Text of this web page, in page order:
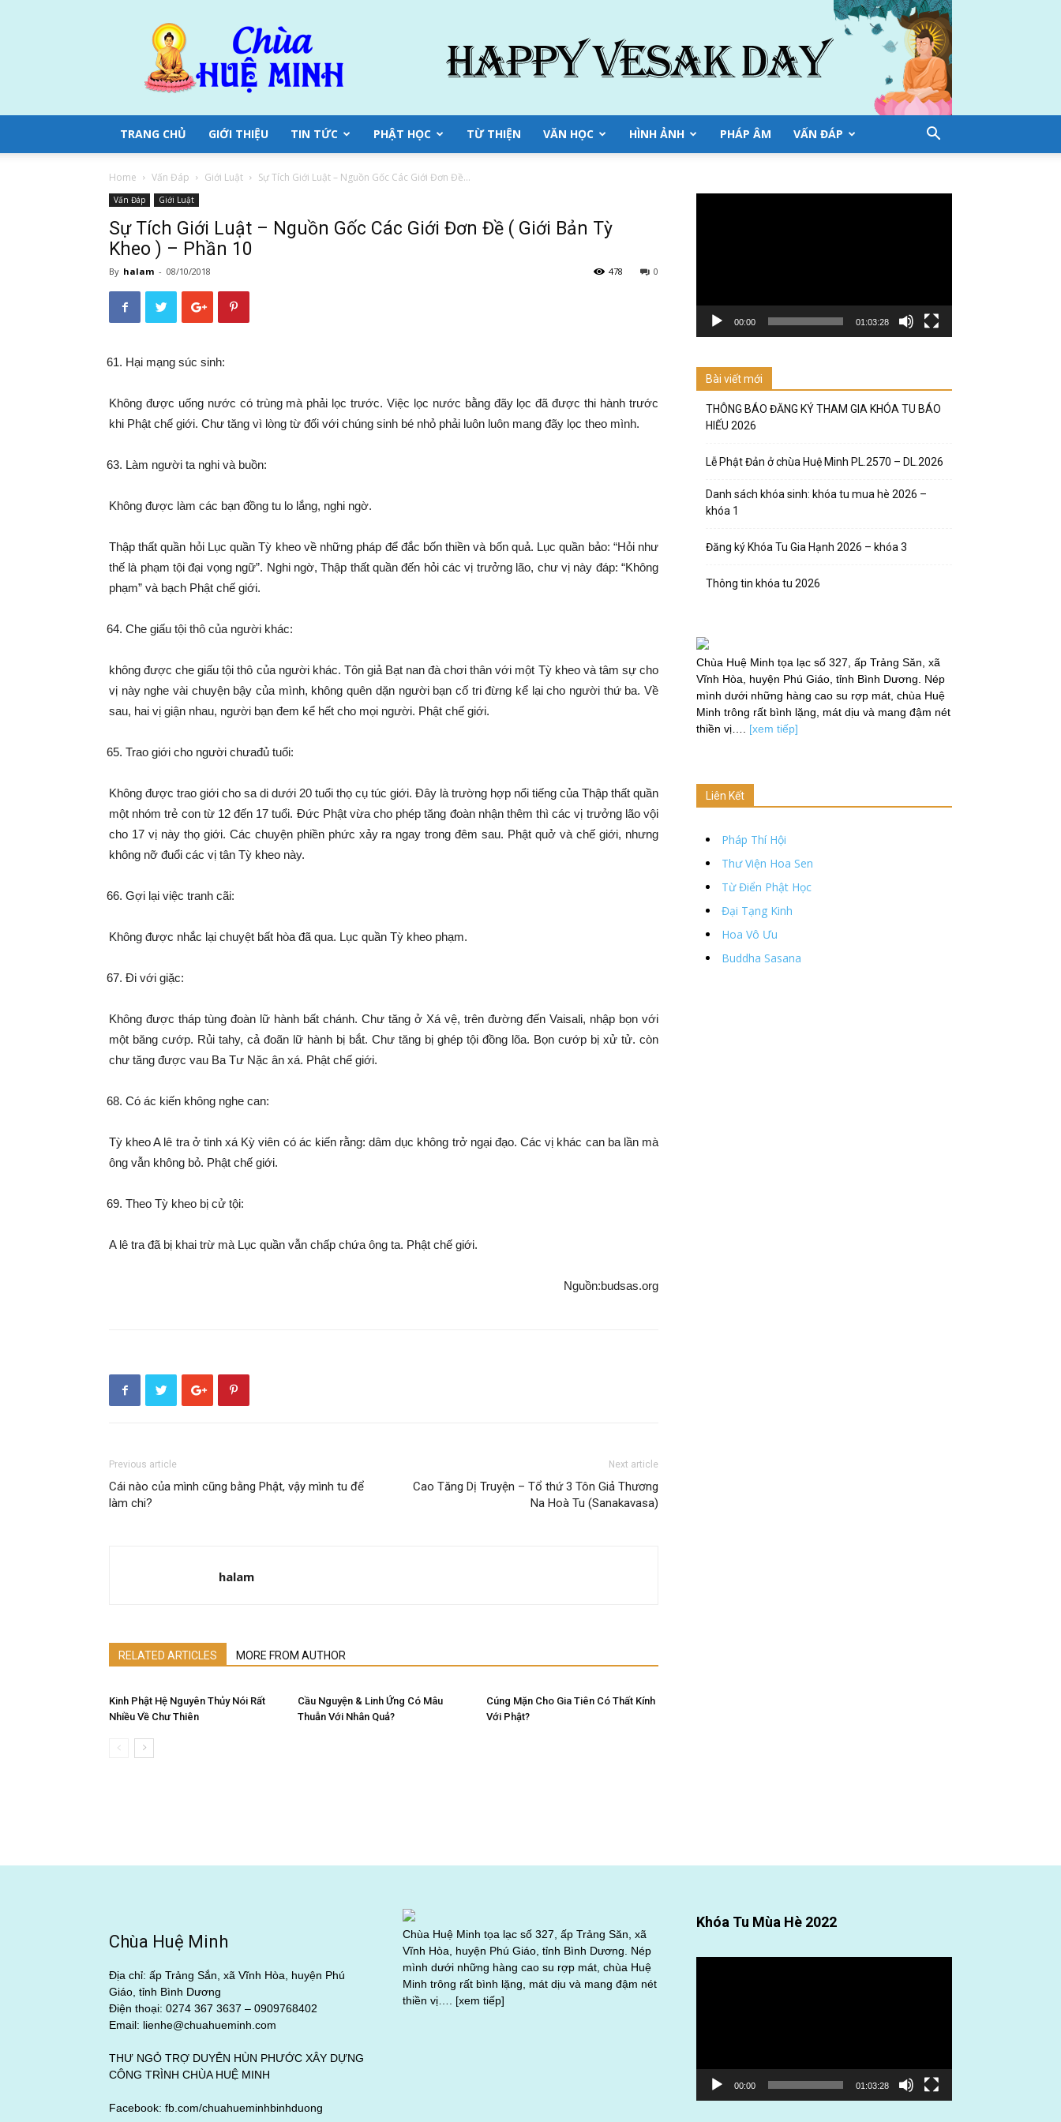
Chùa
Huệ
Minh
TRANG CHỦ GIỚI THIỆU TIN TỨC PHẬT HỌC TỪ THIỆN VĂN HỌC HÌNH ẢNH PHÁP ÂM VẤN ĐÁP
Home Vấn Đáp Giới Luật Sự Tích Giới Luật – Nguồn Gốc Các Giới Đơn Đề...
Vấn Đáp Giới Luật
Sự Tích Giới Luật – Nguồn Gốc Các Giới Đơn Đề ( Giới Bản Tỳ
Kheo ) – Phần 10
By halam - 08/10/2018 0
478
Hại mạng súc sinh:
Không được uống nước có trùng mà phải lọc trước. Việc lọc nước bằng đãy lọc đã được thi hành trước
khi Phật chế giới. Chư tăng vì lòng từ đối với chúng sinh bé nhỏ phải luôn luôn mang đãy lọc theo mình.
Làm người ta nghi và buồn:
Không được làm các bạn đồng tu lo lắng, nghi ngờ.
Thập thất quần hỏi Lục quần Tỳ kheo về những pháp để đắc bốn thiền và bốn quả. Lục quần bảo: “Hỏi như
thế là phạm tội đại vọng ngữ”. Nghi ngờ, Thập thất quần đến hỏi các vị trưởng lão, chư vị này đáp: “Không
phạm” và bạch Phật chế giới.
Che giấu tội thô của người khác:
không được che giấu tội thô của người khác. Tôn giả Bạt nan đà chơi thân với một Tỳ kheo và tâm sự cho
vị này nghe vài chuyện bậy của mình, không quên dặn người bạn cố tri đừng kể lại cho người thứ ba. Về
sau, hai vị giận nhau, người bạn đem kể hết cho mọi người. Phật chế giới.
Trao giới cho người chưađủ tuổi:
Không được trao giới cho sa di dưới 20 tuổi thọ cụ túc giới. Đây là trường hợp nổi tiếng của Thập thất quần
một nhóm trẻ con từ 12 đến 17 tuổi. Đức Phật vừa cho phép tăng đoàn nhận thêm thì các vị trưởng lão vội
cho 17 vị này thọ giới. Các chuyện phiền phức xảy ra ngay trong đêm sau. Phật quở và chế giới, nhưng
không nỡ đuổi các vị tân Tỳ kheo này.
Gợi lại việc tranh cãi:
Không được nhắc lại chuyệt bất hòa đã qua. Lục quần Tỳ kheo phạm.
Đi với giặc:
Không được tháp tùng đoàn lữ hành bất chánh. Chư tăng ở Xá vệ, trên đường đến Vaisali, nhập bọn với
một băng cướp. Rủi tahy, cả đoãn lữ hành bị bắt. Chư tăng bị ghép tội đồng lõa. Bọn cướp bị xử tử. còn
chư tăng được vau Ba Tư Nặc ân xá. Phật chế giới.
Có ác kiến không nghe can:
Tỳ kheo A lê tra ở tinh xá Kỳ viên có ác kiến rằng: dâm dục không trở ngại đạo. Các vị khác can ba lần mà
ông vẫn không bỏ. Phật chế giới.
Theo Tỳ kheo bị cử tội:
A lê tra đã bị khai trừ mà Lục quần vẫn chấp chứa ông ta. Phật chế giới.
Nguồn:budsas.org
Previous article
Cái nào của mình cũng bằng Phật, vậy mình tu để
làm chi?
Next article
Cao Tăng Dị Truyện – Tổ thứ 3 Tôn Giả Thương
Na Hoà Tu (Sanakavasa)
halam
RELATED ARTICLES MORE FROM AUTHOR
Kinh Phật Hệ Nguyên Thủy Nói Rất
Nhiều Về Chư Thiên
Cầu Nguyện & Linh Ứng Có Mâu
Thuẫn Với Nhân Quả?
Cúng Mặn Cho Gia Tiên Có Thất Kính
Với Phật?
00:00 01:03:28
Bài viết mới
THÔNG BÁO ĐĂNG KÝ THAM GIA KHÓA TU BÁO
HIẾU 2026
Lễ Phật Đản ở chùa Huệ Minh PL.2570 – DL.2026
Danh sách khóa sinh: khóa tu mua hè 2026 –
khóa 1
Đăng ký Khóa Tu Gia Hạnh 2026 – khóa 3
Thông tin khóa tu 2026
Chùa Huệ Minh tọa lạc số 327, ấp Trảng Săn, xã
Vĩnh Hòa, huyện Phú Giáo, tỉnh Bình Dương. Nép
mình dưới những hàng cao su rợp mát, chùa Huệ
Minh trông rất bình lặng, mát dịu và mang đậm nét
thiền vị…. [xem tiếp]
Liên Kết
Pháp Thí Hội
Thư Viện Hoa Sen
Từ Điển Phật Học
Đại Tạng Kinh
Hoa Vô Ưu
Buddha Sasana
Chùa Huệ Minh
Địa chỉ: ấp Trảng Sắn, xã Vĩnh Hòa, huyện Phú
Giáo, tỉnh Bình Dương
Điện thoại: 0274 367 3637 – 0909768402
Email: lienhe@chuahueminh.com
THƯ NGỎ TRỢ DUYÊN HÙN PHƯỚC XÂY DỰNG
CÔNG TRÌNH CHÙA HUỆ MINH
Facebook: fb.com/chuahueminhbinhduong
Chùa Huệ Minh tọa lạc số 327, ấp Trảng Săn, xã
Vĩnh Hòa, huyện Phú Giáo, tỉnh Bình Dương. Nép
mình dưới những hàng cao su rợp mát, chùa Huệ
Minh trông rất bình lặng, mát dịu và mang đậm nét
thiền vị…. [xem tiếp]
Khóa Tu Mùa Hè 2022
00:00 01:03:28